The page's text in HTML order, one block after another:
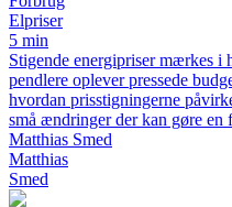
Elpriser
5 min
Stigende energipriser mærkes i
pendlere oplever pressede
hvordan prisstigningerne
små ændringer der kan gøre en
Matthias Smed
Matthias
Smed